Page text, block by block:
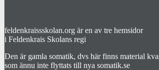
feldenkraissskolan.org är en av tre hemsidor
i Feldenkrais Skolans regi
Den är gamla somatik, dvs här finns material
som ännu inte flyttats till nya somatik.se